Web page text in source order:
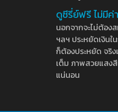
ดูซีรี่ย์ฟรี ไม่มีค่
นอกจากจะไม่ต้อง
ฯลฯ ประหยัดเงินใ
ก็ต้องประหยัด จริ
เต็ม ภาพสวยแสง
แน่นอน